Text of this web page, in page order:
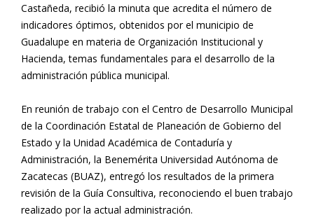
Castañeda, recibió la minuta que acredita el número de
indicadores óptimos, obtenidos por el municipio de
Guadalupe en materia de Organización Institucional y
Hacienda, temas fundamentales para el desarrollo de la
administración pública municipal.
En reunión de trabajo con el Centro de Desarrollo Municipal
de la Coordinación Estatal de Planeación de Gobierno del
Estado y la Unidad Académica de Contaduría y
Administración, la Benemérita Universidad Autónoma de
Zacatecas (BUAZ), entregó los resultados de la primera
revisión de la Guía Consultiva, reconociendo el buen trabajo
realizado por la actual administración.